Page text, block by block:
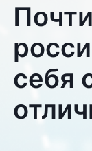
себя